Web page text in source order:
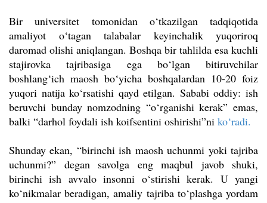
Bir universitet tomonidan o‘tkazilgan tadqiqotida
amaliyot o‘tagan talabalar keyinchalik yuqoriroq
daromad olishi aniqlangan. Boshqa bir tahlilda esa kuchli
stajirovka tajribasiga ega bo‘lgan bitiruvchilar
boshlang‘ich maosh bo‘yicha boshqalardan 10-20 foiz
yuqori natija ko‘rsatishi qayd etilgan. Sababi oddiy: ish
beruvchi bunday nomzodning “o‘rganishi kerak” emas,
balki “darhol foydali ish koifsentini oshirishi”ni ko‘radi.
Shunday ekan, “birinchi ish maosh uchunmi yoki tajriba
uchunmi?” degan savolga eng maqbul javob shuki,
birinchi ish avvalo insonni o‘stirishi kerak. U yangi
ko‘nikmalar beradigan, amaliy tajriba to‘plashga yordam